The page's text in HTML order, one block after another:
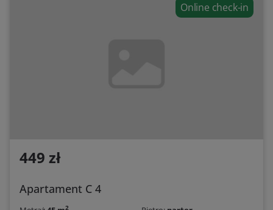
Online check-in
449 zł
Apartament C 4
2